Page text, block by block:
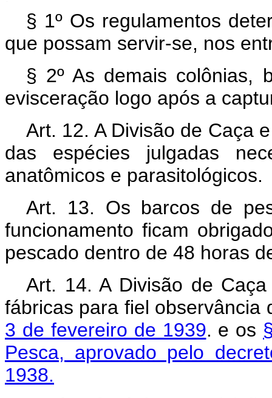
§ 1º Os regulamentos
que possam servir-se, nos
§ 2º As demais colônias,
evisceração logo após a
Art. 12. A Divisão de Caça
das espécies julgadas
anatômicos e parasitológicos.
Art. 13. Os barcos de
funcionamento ficam
pescado dentro de 48 horas
Art. 14. A Divisão de
fábricas para fiel
3 de fevereiro de 1939. e os
Pesca, aprovado pelo
1938.